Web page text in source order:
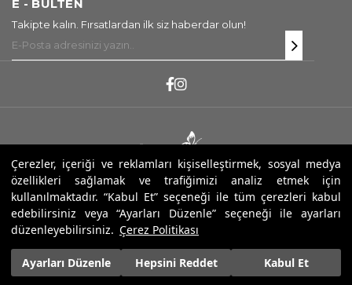
Çerezler, içeriği ve reklamları kişiselleştirmek, sosyal medya
özellikleri sağlamak ve trafiğimizi analiz etmek için
kullanılmaktadır. “Kabul Et” seçeneği ile tüm çerezleri kabul
edebilirsiniz veya “Ayarları Düzenle” seçeneği ile ayarları
düzenleyebilirsiniz. Çerez Politikası
Ayarları Düzenle Hepsini Reddet Kabul Et
E - BÜLTEN
Takipte kalın. Fırsatlardan ilk siz haberdar olun!
Copyright ® 2026 Sarev. Tüm Hakları Saklıdır.
13.900,00 ₺